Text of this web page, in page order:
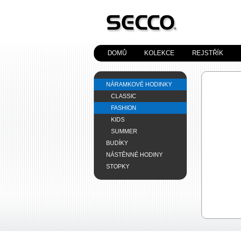
DOMŮ KOLEKCE REJSTŘÍK
NÁRAMKOVÉ HODINKY
CLASSIC
FASHION
KIDS
SUMMER
BUDÍKY
NÁSTĚNNÉ HODINY
STOPKY